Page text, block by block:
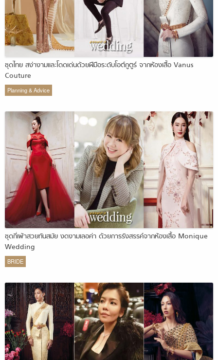
ชุดไทย สง่างามและโดดเด่นด้วยฝีมือระดับโอต์กูตูร์ จากห้องเสื้อ Vanus
Couture
Planning & Advice
ชุดกี่เพ้าสวยทันสมัย งดงามเลอค่า ด้วยการรังสรรค์จากห้องเสื้อ Monique
Wedding
BRIDE